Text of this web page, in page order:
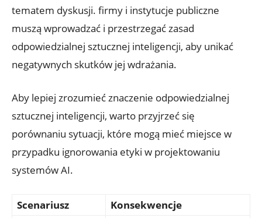
tematem dyskusji. firmy i instytucje publiczne
muszą wprowadzać i przestrzegać zasad
⁤odpowiedzialnej sztucznej ​inteligencji, aby unikać
negatywnych skutków jej wdrażania.
Aby lepiej zrozumieć znaczenie odpowiedzialnej
sztucznej inteligencji,‍ warto przyjrzeć się
porównaniu sytuacji, które mogą mieć miejsce w
przypadku ignorowania etyki w projektowaniu
systemów AI.
Scenariusz
Konsekwencje